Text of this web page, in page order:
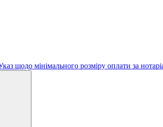
щодо мінімального розміру оплати за